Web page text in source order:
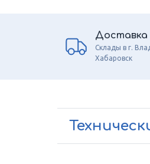
Доставка
Склады в г.
Хабаровск